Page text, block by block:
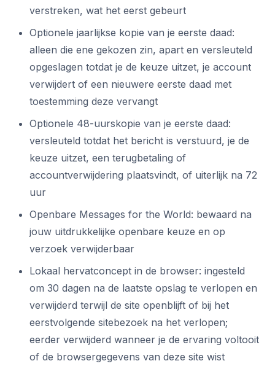
verstreken, wat het eerst gebeurt
Optionele jaarlijkse kopie van je eerste daad:
alleen die ene gekozen zin, apart en versleuteld
opgeslagen totdat je de keuze uitzet, je account
verwijdert of een nieuwere eerste daad met
toestemming deze vervangt
Optionele 48-uurskopie van je eerste daad:
versleuteld totdat het bericht is verstuurd, je de
keuze uitzet, een terugbetaling of
accountverwijdering plaatsvindt, of uiterlijk na 72
uur
Openbare Messages for the World: bewaard na
jouw uitdrukkelijke openbare keuze en op
verzoek verwijderbaar
Lokaal hervatconcept in de browser: ingesteld
om 30 dagen na de laatste opslag te verlopen en
verwijderd terwijl de site openblijft of bij het
eerstvolgende sitebezoek na het verlopen;
eerder verwijderd wanneer je de ervaring voltooit
of de browsergegevens van deze site wist